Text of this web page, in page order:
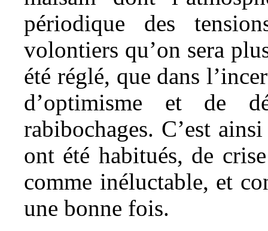
périodique des
volontiers qu’on sera
été réglé, que dans
d’optimisme et de
rabibochages. C’est
ont été habitués, de
comme inéluctable, et
une bonne fois.